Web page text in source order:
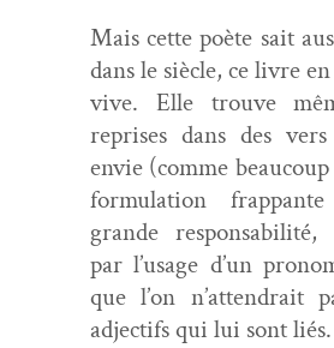
Mais cette poète sait
dans le siè­cle, ce livre
vive. Elle trou­ve
repris­es dans des
envie (comme beau­coup
for­mu­la­tion
grande respon­s­abil­ité,
par l’usage d’un
que l’on n’attendrait
adjec­tifs qui lui sont liés.